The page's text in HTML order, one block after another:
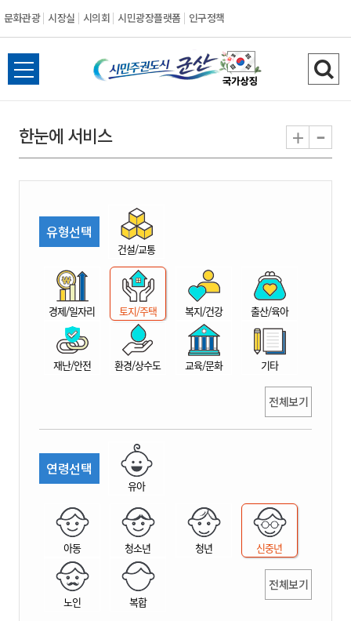
문화관광 시장실 시의회 시민광장플랫폼 인구정책
시
민
권
시
산
전
체
뉴
열
검
색
기
한눈에 서비스 + -
유형선택
건설/교통
경제/일자리 토지/주택 복지/건강 출산/육아
재난/안전 환경/상수도 교육/문화 기타
전체보기
연령선택
유아
아동 청소년 청년 신중년
노인 복합
전체보기